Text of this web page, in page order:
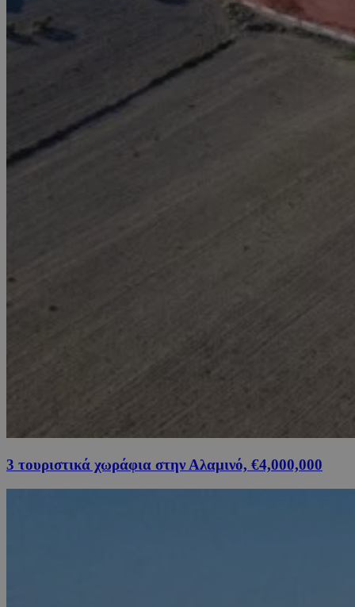
3 τουριστικά χωράφια στην Αλαμινό, €4,000,000